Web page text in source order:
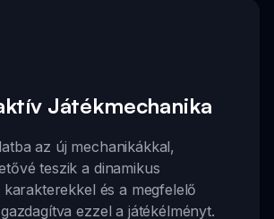
Játékmechanika
az új mechanikákkal,
teszik a dinamikus
és a megfelelő
ezzel a játékélményt.